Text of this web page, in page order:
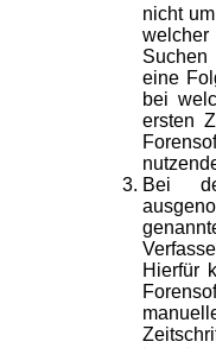
nicht
welcher
Suchen
eine
bei
ersten
Bei
Hierfür